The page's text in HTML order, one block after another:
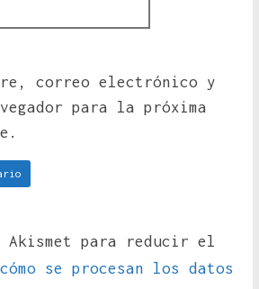
correo electrónico y
para la próxima
para reducir el
se procesan los datos